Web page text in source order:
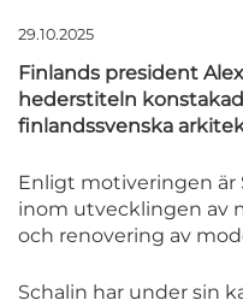
29.10.2025
Finlands president
hederstiteln
finlandssvenska
Enligt motiveringen är
inom utvecklingen av
och renovering av
Schalin har under sin